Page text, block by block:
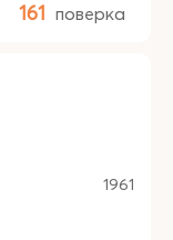
161 поверка
1961